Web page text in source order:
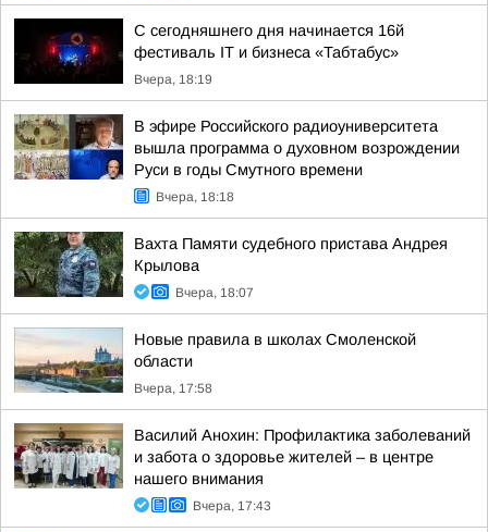
С сегодняшнего дня начинается 16й
фестиваль IT и бизнеса «Табтабус»
Вчера, 18:19
В эфире Российского радиоуниверситета
вышла программа о духовном возрождении
Руси в годы Смутного времени
Вчера, 18:18
Вахта Памяти судебного пристава Андрея
Крылова
Вчера, 18:07
Новые правила в школах Смоленской
области
Вчера, 17:58
Василий Анохин: Профилактика заболеваний
и забота о здоровье жителей – в центре
нашего внимания
Вчера, 17:43